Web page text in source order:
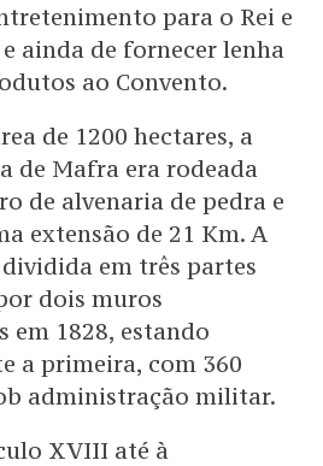
para o Rei e
ainda de fornecer lenha
ao Convento.
de 1200 hectares, a
de Mafra era rodeada
de alvenaria de pedra e
extensão de 21 Km. A
em três partes
dois muros
em 1828, estando
a primeira, com 360
administração militar.
XVIII até à